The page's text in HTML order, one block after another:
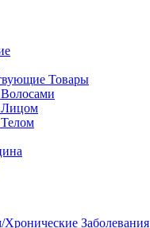
Товары
Лицом
Заболевания